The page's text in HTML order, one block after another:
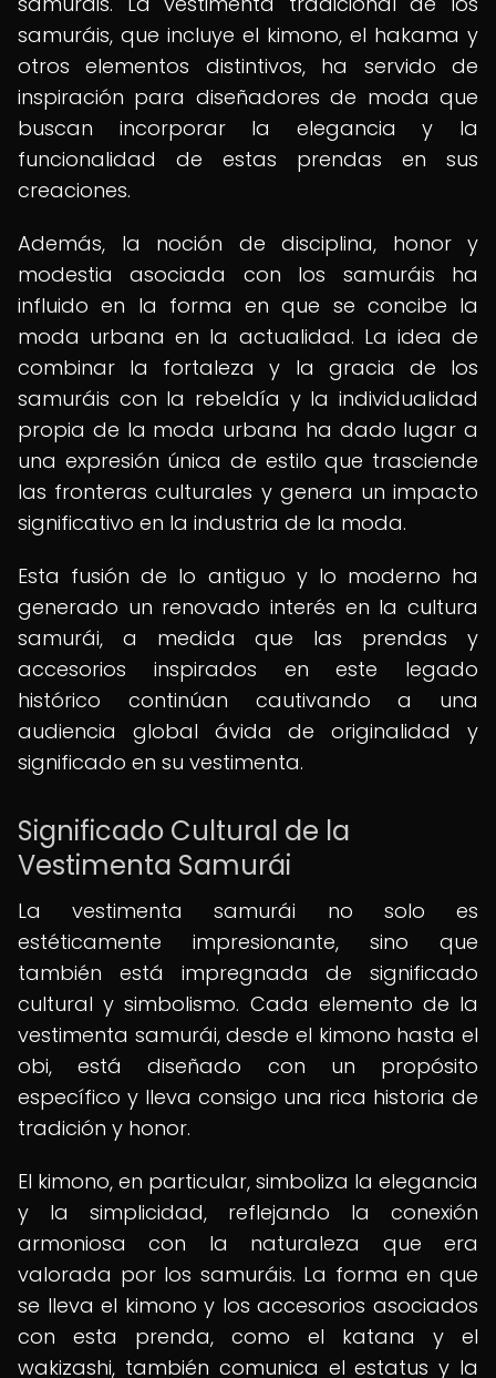
samuráis, que incluye el kimono, el hakama y
otros elementos distintivos, ha servido de
inspiración para diseñadores de moda que
buscan incorporar la elegancia y la
funcionalidad de estas prendas en sus
creaciones.
Además, la noción de disciplina, honor y
modestia asociada con los samuráis ha
influido en la forma en que se concibe la
moda urbana en la actualidad. La idea de
combinar la fortaleza y la gracia de los
samuráis con la rebeldía y la individualidad
propia de la moda urbana ha dado lugar a
una expresión única de estilo que trasciende
las fronteras culturales y genera un impacto
significativo en la industria de la moda.
Esta fusión de lo antiguo y lo moderno ha
generado un renovado interés en la cultura
samurái, a medida que las prendas y
accesorios inspirados en este legado
histórico continúan cautivando a una
audiencia global ávida de originalidad y
significado en su vestimenta.
Significado Cultural de la
Vestimenta Samurái
La vestimenta samurái no solo es
estéticamente impresionante, sino que
también está impregnada de significado
cultural y simbolismo. Cada elemento de la
vestimenta samurái, desde el kimono hasta el
obi, está diseñado con un propósito
específico y lleva consigo una rica historia de
tradición y honor.
El kimono, en particular, simboliza la elegancia
y la simplicidad, reflejando la conexión
armoniosa con la naturaleza que era
valorada por los samuráis. La forma en que
se lleva el kimono y los accesorios asociados
con esta prenda, como el katana y el
wakizashi, también comunica el estatus y la